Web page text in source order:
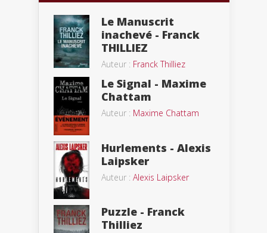
Le Manuscrit
inachevé - Franck
THILLIEZ
Auteur : Franck Thilliez
Le Signal - Maxime
Chattam
Auteur : Maxime Chattam
Hurlements - Alexis
Laipsker
Auteur : Alexis Laipsker
Puzzle - Franck
Thilliez